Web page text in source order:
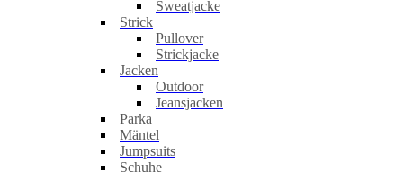
Sweatjacke
Strick
Pullover
Strickjacke
Jacken
Outdoor
Jeansjacken
Parka
Mäntel
Jumpsuits
Schuhe